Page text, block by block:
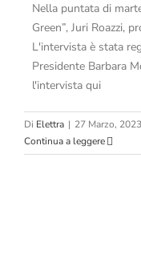
Nella puntata di
Green”, Juri Roazzi,
L'intervista è stata
Presidente Barbara
l'intervista qui
Di Elettra | 27 Marzo, 2023
Continua a leggere